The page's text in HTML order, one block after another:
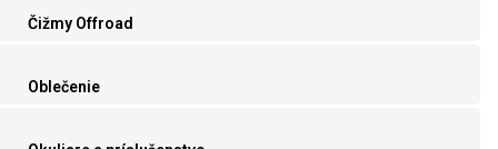
Čižmy Offroad
Oblečenie